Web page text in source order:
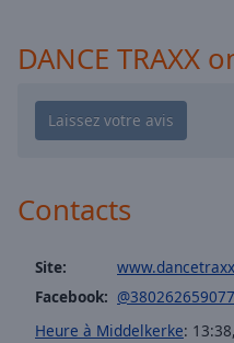
Color
Opacity
Caption
DANCE TRAXX
Contacts
Site:
Facebook:
Heure à Middelkerke: 13:38,